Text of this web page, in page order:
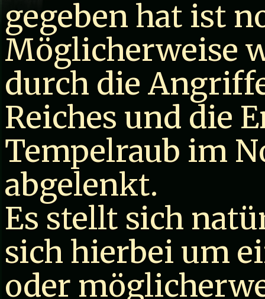
gegeben hat ist
Möglicherweise
durch die
Reiches und die
Tempelraub im
abgelenkt.
Es stellt sich
sich hierbei um
oder